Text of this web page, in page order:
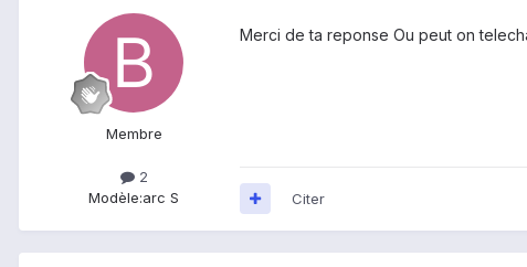
Membre
2
Modèle:arc S
Merci de ta reponse Ou peut on
Citer